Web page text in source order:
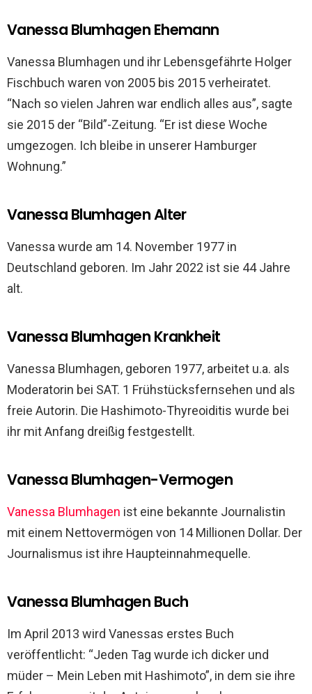
Vanessa Blumhagen Ehemann
Vanessa Blumhagen und ihr Lebensgefährte Holger
Fischbuch waren von 2005 bis 2015 verheiratet.
“Nach so vielen Jahren war endlich alles aus”, sagte
sie 2015 der “Bild”-Zeitung. “Er ist diese Woche
umgezogen. Ich bleibe in unserer Hamburger
Wohnung.”
Vanessa Blumhagen Alter
Vanessa wurde am 14. November 1977 in
Deutschland geboren. Im Jahr 2022 ist sie 44 Jahre
alt.
Vanessa Blumhagen Krankheit
Vanessa Blumhagen, geboren 1977, arbeitet u.a. als
Moderatorin bei SAT. 1 Frühstücksfernsehen und als
freie Autorin. Die Hashimoto-Thyreoiditis wurde bei
ihr mit Anfang dreißig festgestellt.
Vanessa Blumhagen-Vermogen
Vanessa Blumhagen ist eine bekannte Journalistin
mit einem Nettovermögen von 14 Millionen Dollar. Der
Journalismus ist ihre Haupteinnahmequelle.
Vanessa Blumhagen Buch
Im April 2013 wird Vanessas erstes Buch
veröffentlicht: “Jeden Tag wurde ich dicker und
müder – Mein Leben mit Hashimoto”, in dem sie ihre